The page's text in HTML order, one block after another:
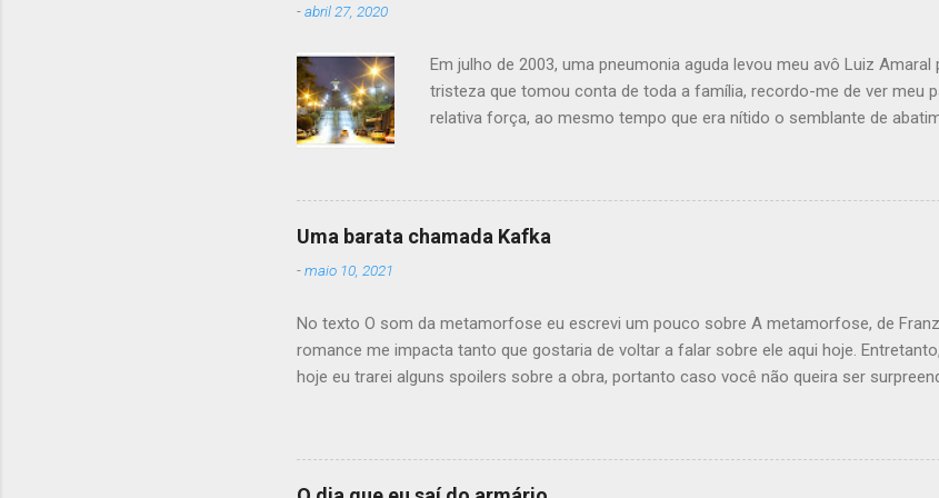
c
m
n
t
á
r
-abril 27, 2020
Em julho de 2003, uma pneumonia aguda levou meu avô Luiz
tristeza que tomou conta de toda a família, recordo-me de ver meu
relativa força, ao mesmo tempo que era nítido o semblante de
seu companheiro de vida. Foram dias difíceis para toda a família.
Suassuna: meu avô “encontrou-se com o único mal irremediável,
assim, portanto, teve fim a história do Vôzinho aqui neste mundo.
morar após o falecimento...
Uma barata chamada Kafka
-maio 10, 2021
No texto O som da metamorfose eu escrevi um pouco sobre A metamorfose, de
romance me impacta tanto que gostaria de voltar a falar sobre ele aqui hoje.
hoje eu trarei alguns spoilers sobre a obra, portanto caso você não queira ser
obra, eu recomendo demais a sua leitura, pois o livro é curto, simples e
a história de Gregor Samsa, um caixeiro viajante do fim do século XIX, que ao
estranhamente se transformado em um inseto gigante. A trama então se passa com